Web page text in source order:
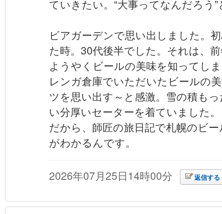
ていきたい。“大事ってなんだろう
ビアガーデンで思い出しました。
た時。30代後半でした。それは、
ようやくビールの美味を知ってし
レンガ倉庫でいただいたビールの
ツを思い出す～と感激。雪の積も
い分厚いセーターを着ていました。
だから、師匠の旅日記で札幌のビ
がわかるんです。
2026年07月25日14時00分 返信する